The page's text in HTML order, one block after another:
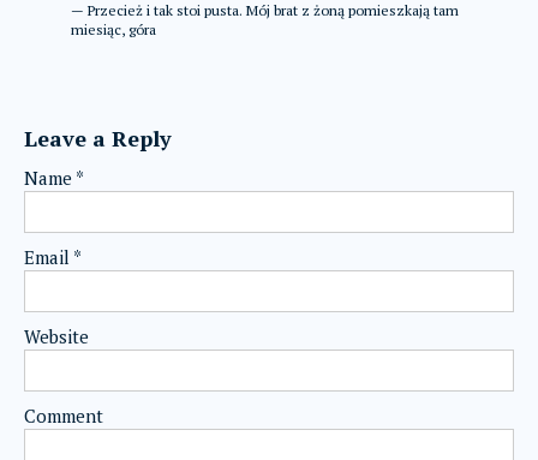
— Przecież i tak stoi pusta. Mój brat z żoną pomieszkają tam
miesiąc, góra
Leave a Reply
Name *
Email *
Website
Comment